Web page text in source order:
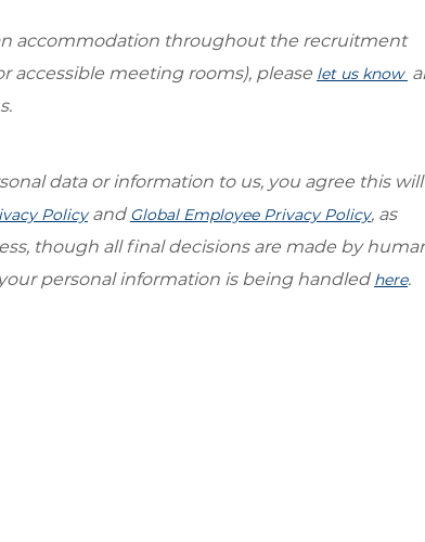
accommodation throughout the recruitment
accessible meeting rooms), please let us know
data or information to us, you agree this will
Policyand Global Employee Privacy Policy, as
though all final decisions are made by
personal information is being handled here.